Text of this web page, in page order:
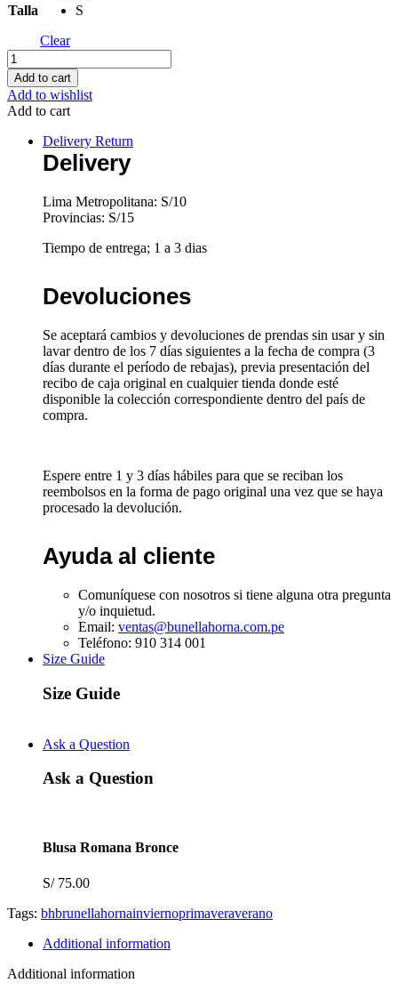
Talla
S
Clear
Blusa
Romana
Bronce
quantity
Add to cart
Add to wishlist
Add to cart
Delivery Return
Delivery
Lima Metropolitana: S/10
Provincias: S/15
Tiempo de entrega; 1 a 3 dias
Devoluciones
Se aceptará cambios y devoluciones de prendas sin usar y sin
lavar dentro de los 7 días siguientes a la fecha de compra (3
días durante el período de rebajas), previa presentación del
recibo de caja original en cualquier tienda donde esté
disponible la colección correspondiente dentro del país de
compra.
Espere entre 1 y 3 días hábiles para que se reciban los
reembolsos en la forma de pago original una vez que se haya
procesado la devolución.
Ayuda al cliente
Comuníquese con nosotros si tiene alguna otra pregunta
y/o inquietud.
Email: ventas@bunellahorna.com.pe
Teléfono: 910 314 001
Size Guide
Size Guide
Ask a Question
Ask a Question
Blusa Romana Bronce
S/75.00
Tags: bhbrunellahornainviernoprimaveraverano
Additional information
Additional information